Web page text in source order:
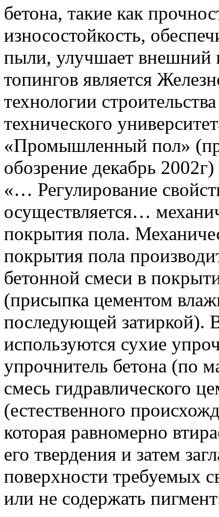
бетона, такие как
износостойкость,
пыли, улучшает внешний
топингов является
технологии
технического
«Промышленный пол»
обозрение декабрь
«… Регулирование
осуществляется…
покрытия пола.
покрытия пола
бетонной смеси в
(присыпка цементом
последующей затиркой).
используются сухие
упрочнитель бетона (по
смесь гидравлического
(естественного
которая равномерно
его твердения и затем
поверхности требуемых
или не содержать